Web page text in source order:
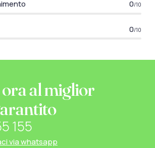
0/10
0/10
al miglior
155
via whatsapp